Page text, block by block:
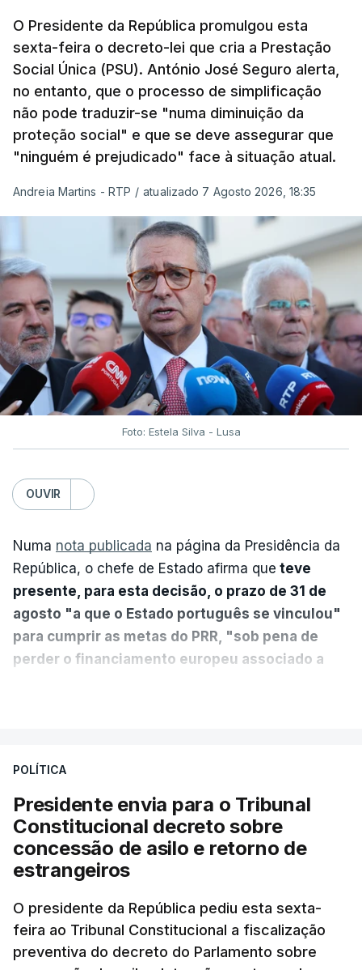
O Presidente da República promulgou esta
sexta-feira o decreto-lei que cria a Prestação
Social Única (PSU). António José Seguro alerta,
no entanto, que o processo de simplificação
não pode traduzir-se "numa diminuição da
proteção social" e que se deve assegurar que
"ninguém é prejudicado" face à situação atual.
Andreia Martins - RTP / atualizado 7 Agosto 2026, 18:35
Foto: Estela Silva - Lusa
OUVIR
Numa nota publicada na página da Presidência da
República, o chefe de Estado afirma que teve
presente, para esta decisão, o prazo de 31 de
agosto "a que o Estado português se vinculou"
para cumprir as metas do PRR, "sob pena de
perder o financiamento europeu associado a
sistema mais simples, mais justo e transparente".
"Sempre que seja possível reduzir burocracias,
eliminar sobreposições e garantir que os apoios
chegam a quem mais necessita, estaremos a dar
um passo na direção certa", argumenta o
Presidente da República.
POLÍTICA
Presidente envia para o Tribunal
Constitucional decreto sobre
concessão de asilo e retorno de
estrangeiros
O presidente da República pediu esta sexta-
feira ao Tribunal Constitucional a fiscalização
preventiva do decreto do Parlamento sobre